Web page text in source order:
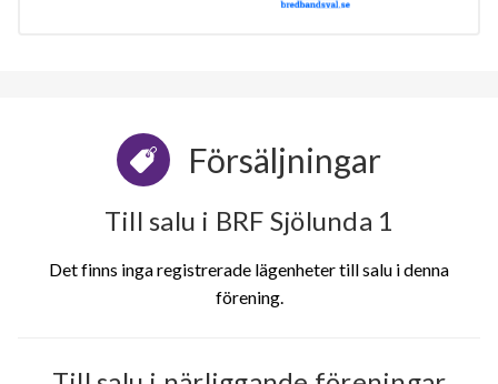
Försäljningar
Till salu i BRF Sjölunda 1
Det finns inga registrerade lägenheter till salu i denna
förening.